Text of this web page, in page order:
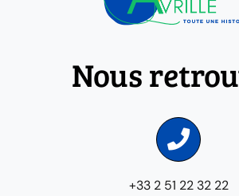
Nous
+33 2 51 22 32 22